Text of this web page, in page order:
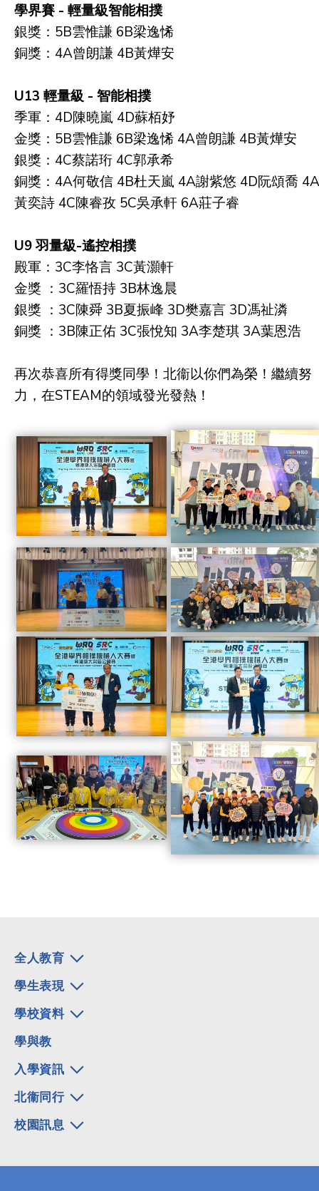
學界賽 - 輕量級智能相撲
銀獎：5B雲惟謙 6B梁逸悕
銅獎：4A曾朗謙 4B黃燁安
U13 輕量級 - 智能相撲
季軍：4D陳曉嵐 4D蘇栢妤
金獎：5B雲惟謙 6B梁逸悕 4A曾朗謙 4B黃燁安
銀獎：4C蔡諾珩 4C郭承希
銅獎：4A何敬信 4B杜天嵐 4A謝紫悠 4D阮頌喬 4A
黃奕詩 4C陳睿孜 5C吳承軒 6A莊子睿
U9 羽量級-遙控相撲
殿軍：3C李恪言 3C黃灝軒
金獎 ：3C羅悟持 3B林逸晨
銀獎 ：3C陳舜 3B夏振峰 3D樊嘉言 3D馮祉潾
銅獎 ：3B陳正佑 3C張悅知 3A李楚琪 3A葉恩浩
再次恭喜所有得獎同學！北衞以你們為榮！繼續努
力，在STEAM的領域發光發熱！
全人教育
學生表現
學校資料
學與教
入學資訊
北衞同行
校園訊息